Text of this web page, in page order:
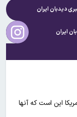
دیدبان ایران
ایران
این است که آنها